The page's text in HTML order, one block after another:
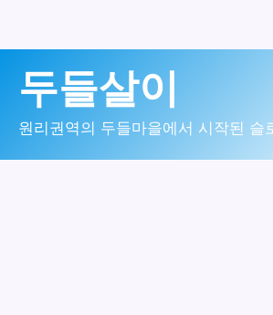
로
두들살이
원리권역의 두들마을에서 시작된 슬